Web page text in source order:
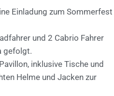
Einladung zum Sommerfest
und 2 Cabrio Fahrer
gefolgt.
inklusive Tische und
Helme und Jacken zur